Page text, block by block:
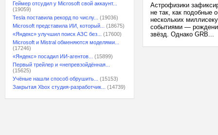
Геймер отсудил у Microsoft свой аккаунт...
(19059)
Tesla поставила рекорд по числу...
(19036)
Microsoft представила ИИ, который...
(18675)
«Яндекс» улучшил поиск АЗС без...
(17600)
Microsoft и Mistral обменяются моделями...
(17246)
«Яндекс» посадил ИИ-агентов...
(15899)
Первый трейлер и «непревзойдённая...
(15625)
Учёные нашли способ обрушить...
(15153)
Закрытая Xbox студия-разработчик...
(14739)
Астрофизики
не так, как подобные
нескольких
событиями —
звёзд. Однако GRB...